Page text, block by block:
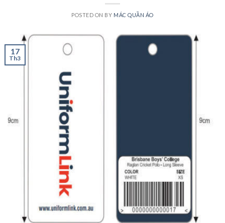
POSTED ON BY MÁC QUẦN ÁO
17
Th3